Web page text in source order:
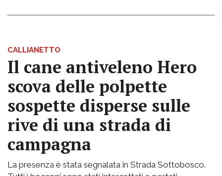
CALLIANETTO
Il cane antiveleno Hero
scova delle polpette
sospette disperse sulle
rive di una strada di
campagna
La presenza è stata segnalata in Strada Sottobosco.